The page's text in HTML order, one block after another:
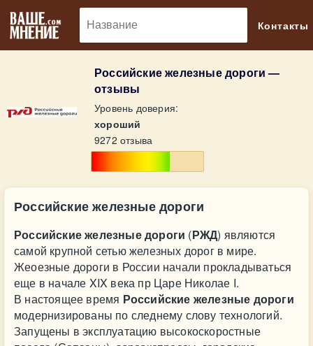
Контакты
Российские железные дороги —
отзывы
Уровень доверия:
хороший
9272 отзыва
Российские железные дороги
Российские железные дороги (РЖД) являются
самой крупной сетью железных дорог в мире.
Жеоезные дороги в России начали прокладываться
еще в начале XIX века пр Царе Николае I.
В настоящее время Российские железные дороги
модернизированы по следнему слову технологий.
Запущены в эксплуатацию высокоскоростные